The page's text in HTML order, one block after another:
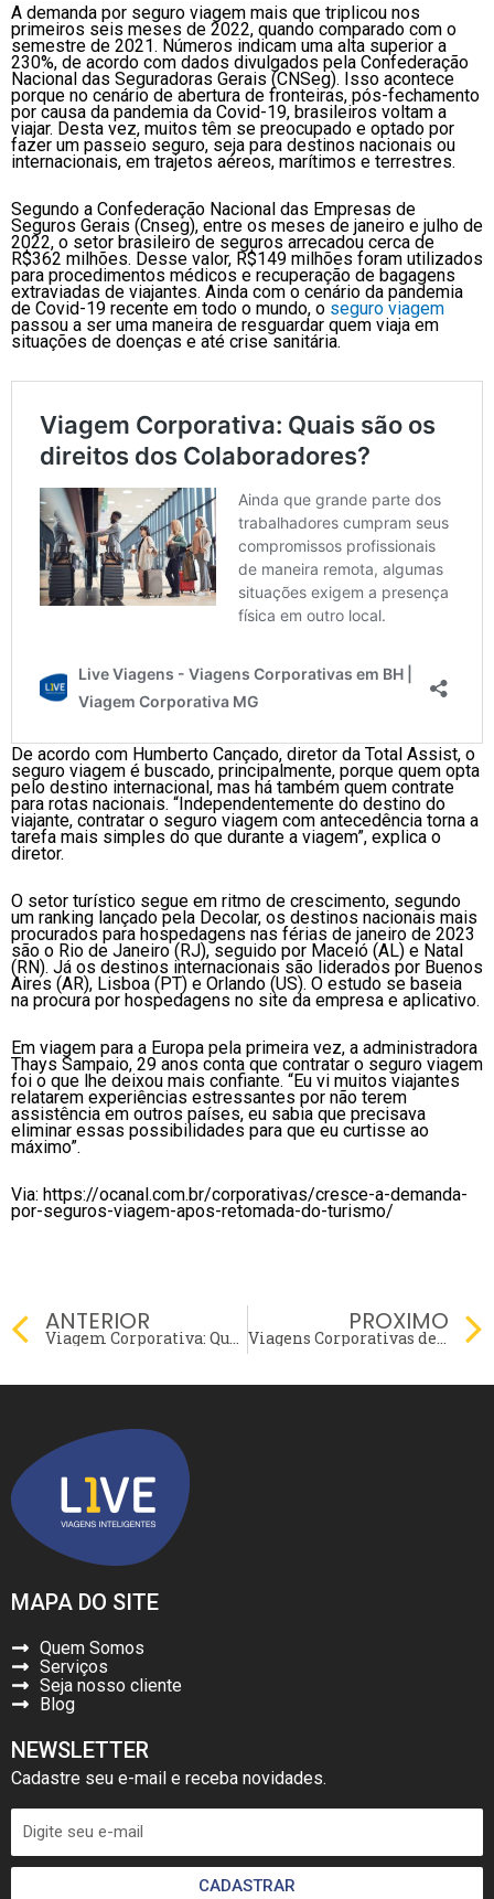
A demanda por seguro viagem mais que triplicou nos
primeiros seis meses de 2022, quando comparado com o
semestre de 2021. Números indicam uma alta superior a
230%, de acordo com dados divulgados pela Confederação
Nacional das Seguradoras Gerais (CNSeg). Isso acontece
porque no cenário de abertura de fronteiras, pós-fechamento
por causa da pandemia da Covid-19, brasileiros voltam a
viajar. Desta vez, muitos têm se preocupado e optado por
fazer um passeio seguro, seja para destinos nacionais ou
internacionais, em trajetos aéreos, marítimos e terrestres.
Segundo a Confederação Nacional das Empresas de
Seguros Gerais (Cnseg), entre os meses de janeiro e julho de
2022, o setor brasileiro de seguros arrecadou cerca de
R$362 milhões. Desse valor, R$149 milhões foram utilizados
para procedimentos médicos e recuperação de bagagens
extraviadas de viajantes. Ainda com o cenário da pandemia
de Covid-19 recente em todo o mundo, o seguro viagem
passou a ser uma maneira de resguardar quem viaja em
situações de doenças e até crise sanitária.
De acordo com Humberto Cançado, diretor da Total Assist, o
seguro viagem é buscado, principalmente, porque quem opta
pelo destino internacional, mas há também quem contrate
para rotas nacionais. “Independentemente do destino do
viajante, contratar o seguro viagem com antecedência torna a
tarefa mais simples do que durante a viagem”, explica o
diretor.
O setor turístico segue em ritmo de crescimento, segundo
um ranking lançado pela Decolar, os destinos nacionais mais
procurados para hospedagens nas férias de janeiro de 2023
são o Rio de Janeiro (RJ), seguido por Maceió (AL) e Natal
(RN). Já os destinos internacionais são liderados por Buenos
Aires (AR), Lisboa (PT) e Orlando (US). O estudo se baseia
na procura por hospedagens no site da empresa e aplicativo.
Em viagem para a Europa pela primeira vez, a administradora
Thays Sampaio, 29 anos conta que contratar o seguro viagem
foi o que lhe deixou mais confiante. “Eu vi muitos viajantes
relatarem experiências estressantes por não terem
assistência em outros países, eu sabia que precisava
eliminar essas possibilidades para que eu curtisse ao
máximo”.
Via: https://ocanal.com.br/corporativas/cresce-a-demanda-
por-seguros-viagem-apos-retomada-do-turismo/
Prev
ANTERIOR
Viagem Corporativa: Quais são os direitos dos Colaboradores?
PROXIMO
Viagens Corporativas de São Paulo para Manaus
MAPA DO SITE
Quem Somos
Serviços
Seja nosso cliente
Blog
NEWSLETTER
Cadastre seu e-mail e receba novidades.
CADASTRAR